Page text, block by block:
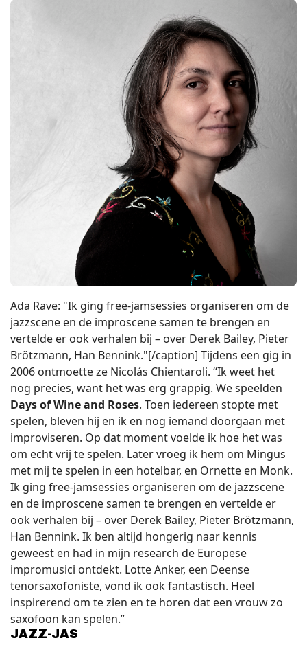
Ada Rave: "Ik ging free-jamsessies organiseren om de
jazzscene en de improscene samen te brengen en
vertelde er ook verhalen bij – over Derek Bailey, Pieter
Brötzmann, Han Bennink."[/caption] Tijdens een gig in
2006 ontmoette ze Nicolás Chientaroli. “Ik weet het
nog precies, want het was erg grappig. We speelden
Days of Wine and Roses. Toen iedereen stopte met
spelen, bleven hij en ik en nog iemand doorgaan met
improviseren. Op dat moment voelde ik hoe het was
om echt vrij te spelen. Later vroeg ik hem om Mingus
met mij te spelen in een hotelbar, en Ornette en Monk.
Ik ging free-jamsessies organiseren om de jazzscene
en de improscene samen te brengen en vertelde er
ook verhalen bij – over Derek Bailey, Pieter Brötzmann,
Han Bennink. Ik ben altijd hongerig naar kennis
geweest en had in mijn research de Europese
impromusici ontdekt. Lotte Anker, een Deense
tenorsaxofoniste, vond ik ook fantastisch. Heel
inspirerend om te zien en te horen dat een vrouw zo
saxofoon kan spelen.”
JAZZ-JAS